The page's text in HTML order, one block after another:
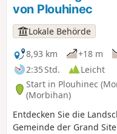
von Plouhinec
Lokale Behörde
8,93 km
+18 m
2:35 Std.
Leicht
Start in Plouhinec
(Morbihan)
Entdecken Sie die
Gemeinde der Grand